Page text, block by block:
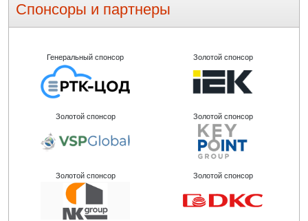
Спонсоры и партнеры
Генеральный спонсор Золотой спонсор
Золотой спонсор Золотой спонсор
Золотой спонсор Золотой спонсор